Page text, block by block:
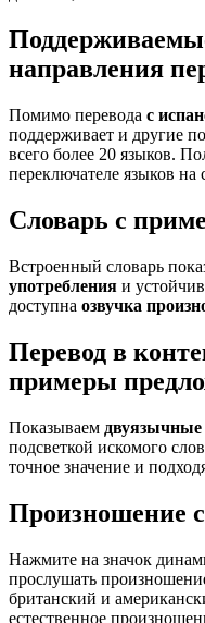
направления
Помимо перевода с
поддерживает и другие
всего более 20 языков.
переключателе языков на
Словарь с
Встроенный словарь
употребления и
доступна озвучка
Перевод в
примеры
Показываем
подсветкой искомого
точное значение и
Произношение
Нажмите на значок
прослушать
британский и
естественное